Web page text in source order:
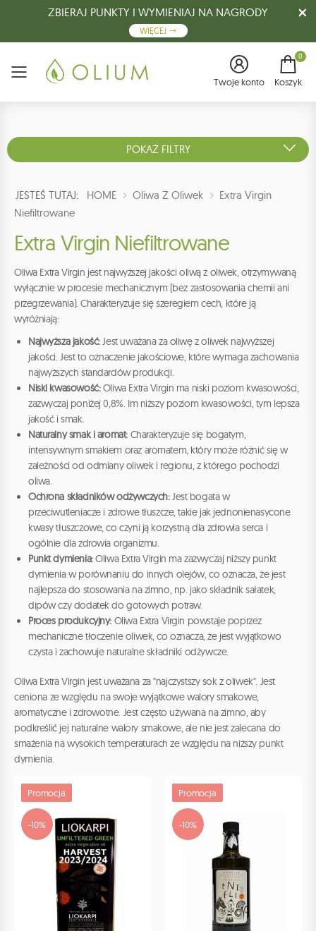
ZBIERAJ PUNKTY I WYMIENIAJ NA NAGRODY
WIĘCEJ
Menu Twoje konto
0
Koszyk
POKAŻ FILTRY
JESTEŚ TUTAJ: HOME Oliwa Z Oliwek
Extra Virgin
Niefiltrowane
Extra Virgin Niefiltrowane
Oliwa Extra Virgin jest najwyższej jakości oliwą z oliwek, otrzymywaną
wyłącznie w procesie mechanicznym (bez zastosowania chemii ani
przegrzewania). Charakteryzuje się szeregiem cech, które ją
wyróżniają:
Najwyższa jakość:Jest uważana za oliwę z oliwek najwyższej
jakości. Jest to oznaczenie jakościowe, które wymaga zachowania
najwyższych standardów produkcji.
Niski kwasowość:Oliwa Extra Virgin ma niski poziom kwasowości,
zazwyczaj poniżej 0,8%. Im niższy poziom kwasowości, tym lepsza
jakość i smak.
Naturalny smak i aromat:Charakteryzuje się bogatym,
intensywnym smakiem oraz aromatem, który może różnić się w
zależności od odmiany oliwek i regionu, z którego pochodzi
oliwa.
Ochrona składników odżywczych:Jest bogata w
przeciwutleniacze i zdrowe tłuszcze, takie jak jednonienasycone
kwasy tłuszczowe, co czyni ją korzystną dla zdrowia serca i
ogólnie dla zdrowia organizmu.
Punkt dymienia:Oliwa Extra Virgin ma zazwyczaj niższy punkt
dymienia w porównaniu do innych olejów, co oznacza, że jest
najlepsza do stosowania na zimno, np. jako składnik sałatek,
dipów czy dodatek do gotowych potraw.
Proces produkcyjny: Oliwa Extra Virgin powstaje poprzez
mechaniczne tłoczenie oliwek, co oznacza, że jest wyjątkowo
czysta i zachowuje naturalne składniki odżywcze.
Oliwa Extra Virgin jest uważana za "najczystszy sok z oliwek". Jest
ceniona ze względu na swoje wyjątkowe walory smakowe,
aromatyczne i zdrowotne. Jest często używana na zimno, aby
podkreślić jej naturalne walory smakowe, ale nie jest zalecana do
smażenia na wysokich temperaturach ze względu na niższy punkt
dymienia.
Promocja
-10%
Promocja
-10%